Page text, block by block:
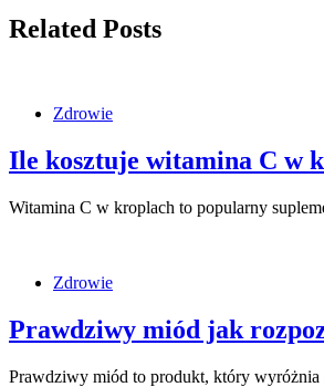
Related Posts
Zdrowie
Ile kosztuje witamina C w
Witamina C w kroplach to popularny
Zdrowie
Prawdziwy miód jak
Prawdziwy miód to produkt, który